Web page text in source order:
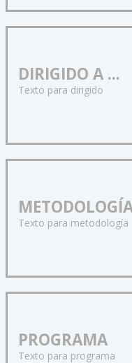
DIRIGIDO A ...
Texto para dirigido
Texto para metodología
PROGRAMA
Texto para programa